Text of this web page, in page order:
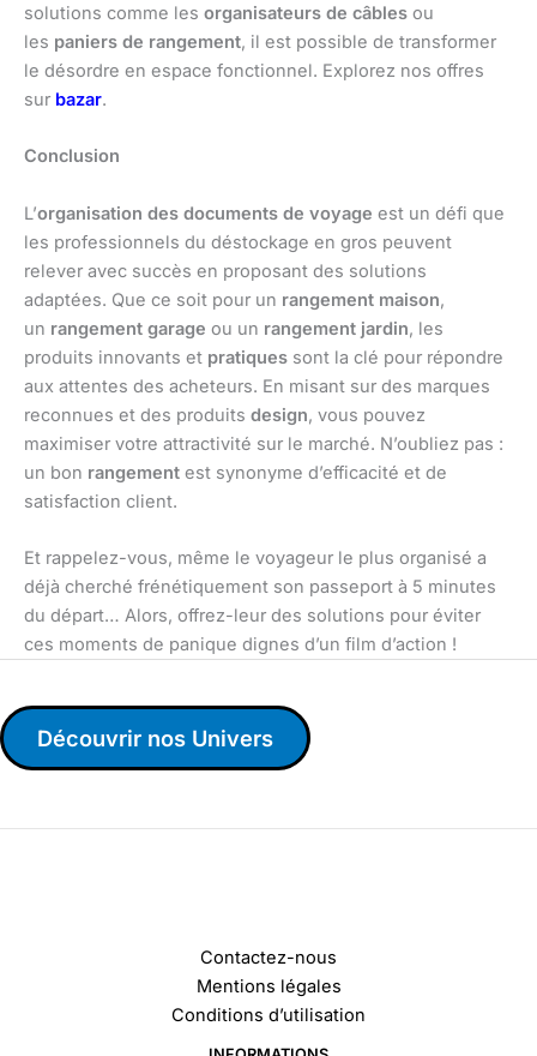
solutions comme les organisateurs de câbles ou
les paniers de rangement, il est possible de transformer
le désordre en espace fonctionnel. Explorez nos offres
sur bazar.
Conclusion
L’organisation des documents de voyage est un défi que
les professionnels du déstockage en gros peuvent
relever avec succès en proposant des solutions
adaptées. Que ce soit pour un rangement maison,
un rangement garage ou un rangement jardin, les
produits innovants et pratiques sont la clé pour répondre
aux attentes des acheteurs. En misant sur des marques
reconnues et des produits design, vous pouvez
maximiser votre attractivité sur le marché. N’oubliez pas :
un bon rangement est synonyme d’efficacité et de
satisfaction client.
Et rappelez-vous, même le voyageur le plus organisé a
déjà cherché frénétiquement son passeport à 5 minutes
du départ… Alors, offrez-leur des solutions pour éviter
ces moments de panique dignes d’un film d’action !
Découvrir nos Univers
Contactez-nous
Mentions légales
Conditions d’utilisation